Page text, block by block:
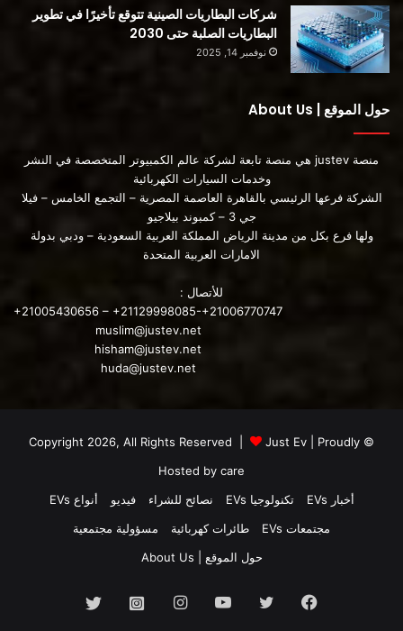
موعد اطلاق الشاحنة RADAR الكهربائية
كما ذكرنا ، سيتم إطلاق الشاحنة RADAR الكهربائية رسميًا في يوليو
2022. سيقدمون الشاحنة في نفس الوقت ، وستطرح في السوق
الصينية هذا العام. سنراقب هذه الشاحنة الصغيرة ، لذا ترقبوا.
محتوى مدفوع
شركات البطاريات الصينية تتوقع تأخيرًا في تطوير
البطاريات الصلبة حتى 2030
نوفمبر 14, 2025
حول الموقع | About Us
منصة justev هي منصة تابعة لشركة عالم الكمبيوتر المتخصصة في النشر
وخدمات السيارات الكهربائية
الشركة فرعها الرئيسي بالقاهرة العاصمة المصرية – التجمع الخامس – فيلا
جي 3 – كمبوند بيلاجيو
ولها فرع بكل من مدينة الرياض المملكة العربية السعودية – ودبي بدولة
الامارات العربية المتحدة
للأتصال :
+21005430656 – +21129998085-+21006770747
muslim@justev.net
hisham@justev.net
huda@justev.net
© Copyright 2026, All Rights Reserved |
Just Ev | Proudly
Hosted by care
أخبار EVs
تكنولوجيا EVs نصائح للشراء فيديو
أنواع EVs
مجتمعات EVs
طائرات كهربائية
مسؤولية مجتمعية
حول الموقع | About Us
فيسبوك تويتر يوتيوبانستقرامانستجرامتويتر